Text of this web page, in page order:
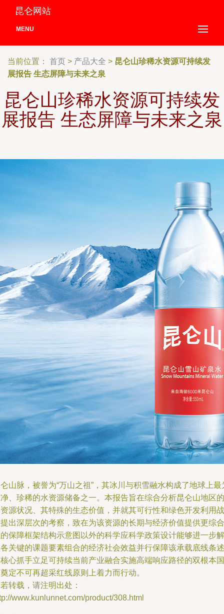
昆仑网站
MENU
当前位置： 首页 > 产品大全 > 昆仑山珍稀水资源可持续发
展报告 生态屏障与未来之泉
昆仑山珍稀水资源可持续发
展报告 生态屏障与未来之泉
山脉，被誉为“万山之祖”，其冰川与积雪融水构成了地球上最
、珍稀的水资源储备之一。本报告旨在综合分析昆仑山地区的
源状况、其特殊的生态价值，并就其可行性和绿色开发利用战
出深层次的考察，致在为该资源的长期与经济价值提供更综合
保障框架结构示意图以外的科学应科学政策设计能够进一步解
关键的课题要素组合的经济社会效益并行保障该承载底线条述
心抓手立足可持续当前产业融合实施高端响应路径的双根本国
定不可再超采红线原则上着力而行动。
转载，请注明出处：
www.kunlunnet.com/product/308.html